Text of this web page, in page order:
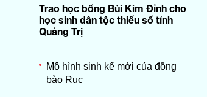
Trao học bổng Bùi Kim Đỉnh cho
học sinh dân tộc thiểu số tỉnh
Quảng Trị
Mô hình sinh kế mới của đồng
bào Rục